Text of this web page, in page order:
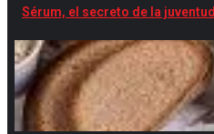
Sérum, el secreto de la juventud